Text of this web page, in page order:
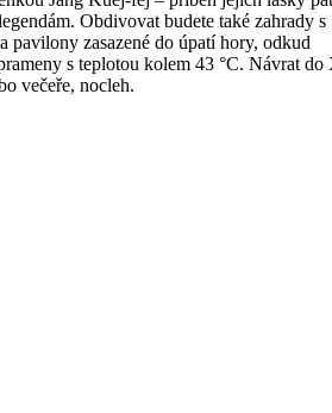
Obdivovat budete také zahrady s
pavilony zasazené do úpatí hory, odkud
s teplotou kolem 43 °C. Návrat do
večeře, nocleh.